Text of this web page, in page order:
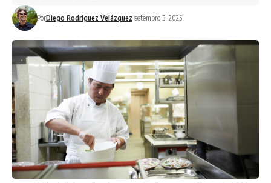
PorDiego Rodríguez Velázquez setembro 3, 2025